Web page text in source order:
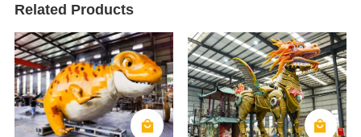
Related Products